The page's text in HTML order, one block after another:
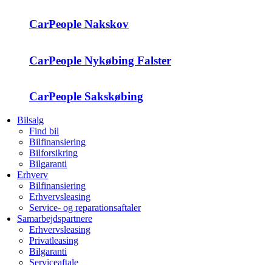
CarPeople Nakskov
CarPeople Nykøbing Falster
CarPeople Sakskøbing
Bilsalg
Find bil
Bilfinansiering
Bilforsikring
Bilgaranti
Erhverv
Bilfinansiering
Erhvervsleasing
Service- og reparationsaftaler
Samarbejdspartnere
Erhvervsleasing
Privatleasing
Bilgaranti
Serviceaftale